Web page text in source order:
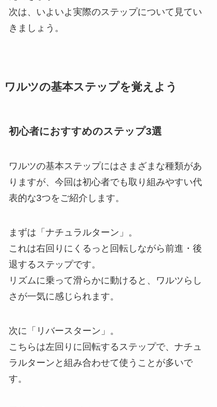
次は、いよいよ実際のステップについて見てい
きましょう。
ワルツの基本ステップを覚えよう
初心者におすすめのステップ3選
ワルツの基本ステップにはさまざまな種類があ
りますが、今回は初心者でも取り組みやすい代
表的な3つをご紹介します。
まずは「ナチュラルターン」。
これは右回りにくるっと回転しながら前進・後
退するステップです。
リズムに乗って滑らかに動けると、ワルツらし
さが一気に感じられます。
次に「リバースターン」。
こちらは左回りに回転するステップで、ナチュ
ラルターンと組み合わせて使うことが多いで
す。